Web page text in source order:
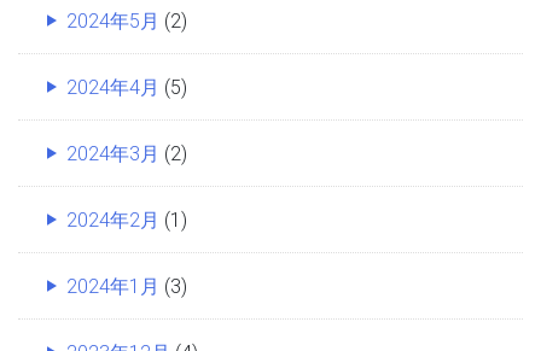
2024年5月 (2)
2024年4月 (5)
2024年3月 (2)
2024年2月 (1)
2024年1月 (3)